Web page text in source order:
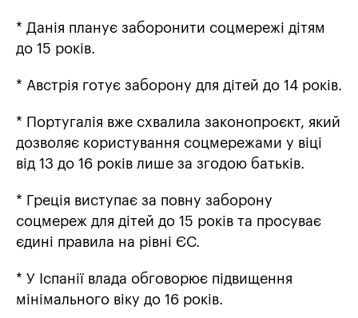
* Данія планує заборонити соцмережі дітям
до 15 років.
* Австрія готує заборону для дітей до 14 років.
* Португалія вже схвалила законопроєкт, який
дозволяє користування соцмережами у віці
від 13 до 16 років лише за згодою батьків.
* Греція виступає за повну заборону
соцмереж для дітей до 15 років та просуває
єдині правила на рівні ЄС.
* У Іспанії влада обговорює підвищення
мінімального віку до 16 років.